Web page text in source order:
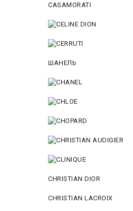
CASAMORATI
ШАНЕЛЬ
CHRISTIAN DIOR
CHRISTIAN LACROIX